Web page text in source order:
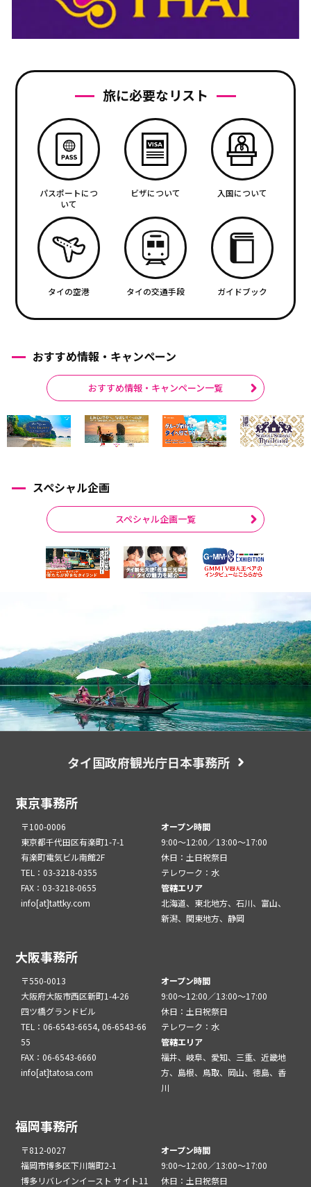
旅に必要なリスト
パスポートにつ
いて
ビザについて 入国について
タイの空港 タイの交通手段 ガイドブック
おすすめ情報・キャンペーン
おすすめ情報・キャンペーン一覧
スペシャル企画
スペシャル企画一覧
タイ国政府観光庁日本事務所
東京事務所
〒100-0006
東京都千代田区有楽町1-7-1
有楽町電気ビル南館2F
TEL：03-3218-0355
FAX：03-3218-0655
info[at]tattky.com
オープン時間
9:00～12:00／13:00～17:00
休日：土日祝祭日
テレワーク：水
管轄エリア
北海道、東北地方、石川、富山、
新潟、関東地方、静岡
大阪事務所
〒550-0013
大阪府大阪市西区新町1-4-26
四ツ橋グランドビル
TEL：06-6543-6654, 06-6543-66
55
FAX：06-6543-6660
info[at]tatosa.com
オープン時間
9:00～12:00／13:00～17:00
休日：土日祝祭日
テレワーク：水
管轄エリア
福井、岐阜、愛知、三重、近畿地
方、島根、鳥取、岡山、徳島、香
川
福岡事務所
〒812-0027
福岡市博多区下川端町2-1
博多リバレインイースト サイト11
オープン時間
9:00～12:00／13:00～17:00
休日：土日祝祭日